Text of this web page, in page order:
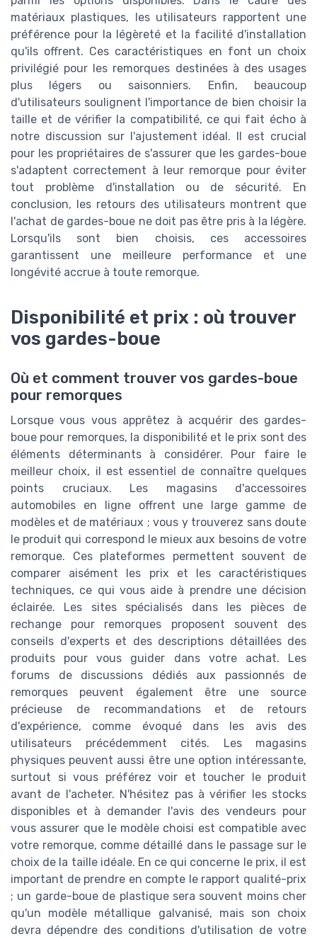
matériaux plastiques, les utilisateurs rapportent une
préférence pour la légèreté et la facilité d'installation
qu'ils offrent. Ces caractéristiques en font un choix
privilégié pour les remorques destinées à des usages
plus légers ou saisonniers. Enfin, beaucoup
d'utilisateurs soulignent l'importance de bien choisir la
taille et de vérifier la compatibilité, ce qui fait écho à
notre discussion sur l'ajustement idéal. Il est crucial
pour les propriétaires de s'assurer que les gardes-boue
s'adaptent correctement à leur remorque pour éviter
tout problème d'installation ou de sécurité. En
conclusion, les retours des utilisateurs montrent que
l'achat de gardes-boue ne doit pas être pris à la légère.
Lorsqu'ils sont bien choisis, ces accessoires
garantissent une meilleure performance et une
longévité accrue à toute remorque.
Disponibilité et prix : où trouver
vos gardes-boue
Où et comment trouver vos gardes-boue
pour remorques
Lorsque vous vous apprêtez à acquérir des gardes-
boue pour remorques, la disponibilité et le prix sont des
éléments déterminants à considérer. Pour faire le
meilleur choix, il est essentiel de connaître quelques
points cruciaux. Les magasins d'accessoires
automobiles en ligne offrent une large gamme de
modèles et de matériaux ; vous y trouverez sans doute
le produit qui correspond le mieux aux besoins de votre
remorque. Ces plateformes permettent souvent de
comparer aisément les prix et les caractéristiques
techniques, ce qui vous aide à prendre une décision
éclairée. Les sites spécialisés dans les pièces de
rechange pour remorques proposent souvent des
conseils d'experts et des descriptions détaillées des
produits pour vous guider dans votre achat. Les
forums de discussions dédiés aux passionnés de
remorques peuvent également être une source
précieuse de recommandations et de retours
d'expérience, comme évoqué dans les avis des
utilisateurs précédemment cités. Les magasins
physiques peuvent aussi être une option intéressante,
surtout si vous préférez voir et toucher le produit
avant de l'acheter. N'hésitez pas à vérifier les stocks
disponibles et à demander l'avis des vendeurs pour
vous assurer que le modèle choisi est compatible avec
votre remorque, comme détaillé dans le passage sur le
choix de la taille idéale. En ce qui concerne le prix, il est
important de prendre en compte le rapport qualité-prix
; un garde-boue de plastique sera souvent moins cher
qu'un modèle métallique galvanisé, mais son choix
devra dépendre des conditions d'utilisation de votre